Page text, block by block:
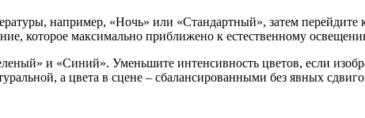
например, «Ночь» или «Стандартный», затем
которое максимально приближено к естественному
и «Синий». Уменьшите интенсивность цветов, если
а цвета в сцене – сбалансированными без явных